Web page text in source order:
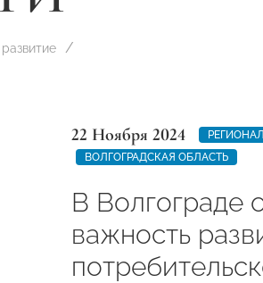
22 Ноября 2024
ВОЛГОГРАДСКАЯ ОБЛАСТЬ
В Волгограде
важность